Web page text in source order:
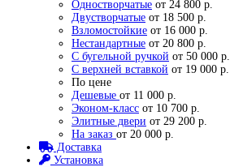
Одностворчатые от 24 800 р.
Двустворчатые от 18 500 р.
Взломостойкие от 16 000 р.
Нестандартные от 20 800 р.
С бугельной ручкой от 50 000 р.
С верхней вставкой от 19 000 р.
По цене
Дешевые от 11 000 р.
Эконом-класс от 10 700 р.
Элитные двери от 29 200 р.
На заказ от 20 000 р.
Доставка
Установка